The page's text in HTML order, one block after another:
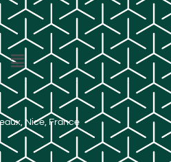
Nice, France